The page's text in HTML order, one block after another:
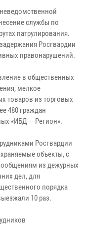
службы по
патрулирования.
Росгвардии
правонарушений.
в общественных
мелкое
товаров из торговых
480 граждан
«ИБД — Регион».
Росгвардии
объекты, с
из дежурных
дел, для
порядка
10 раз.